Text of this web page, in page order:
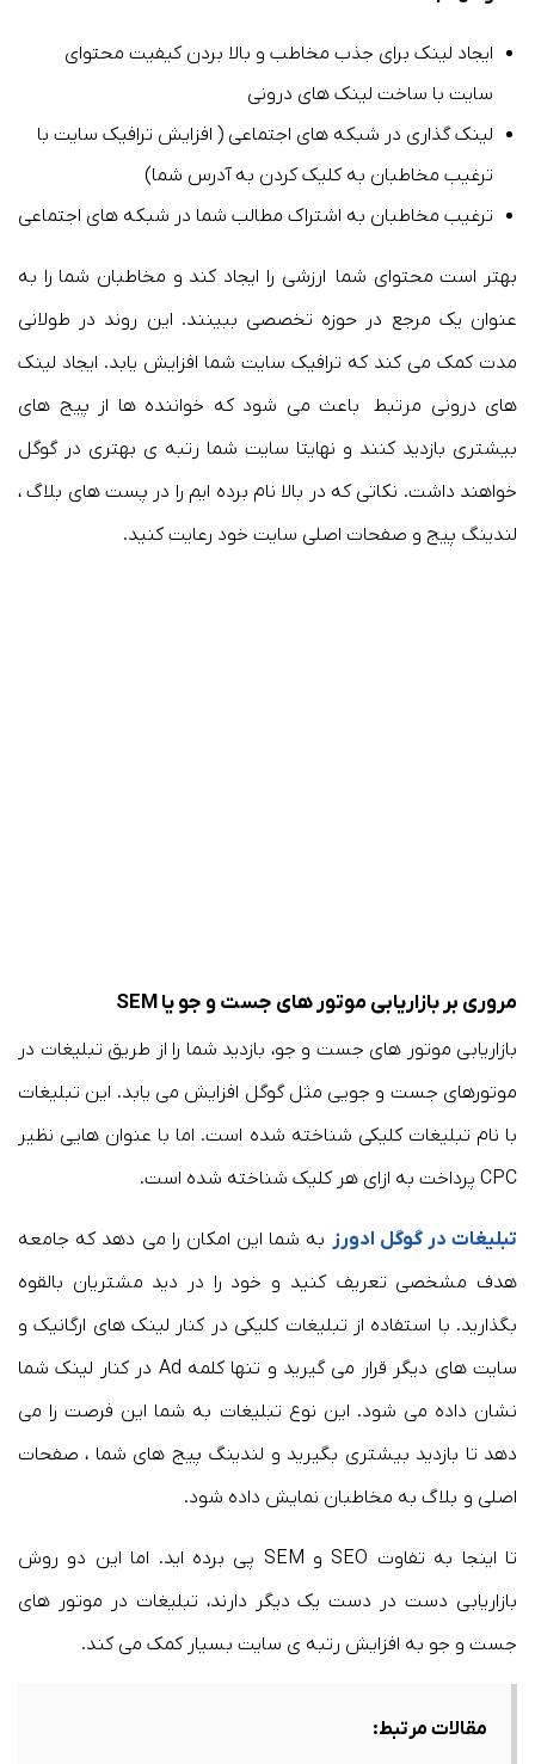
ایجاد لینک برای جذب مخاطب و بالا بردن کیفیت محتوای
سایت با ساخت لینک های درونی
لینک گذاری در شبکه های اجتماعی ( افزایش ترافیک سایت با
ترغیب مخاطبان به کلیک کردن به آدرس شما)
ترغیب مخاطبان به اشتراک مطالب شما در شبکه های اجتماعی
بهتر است محتوای شما ارزشی را ایجاد کند و مخاطبان شما را به
عنوان یک مرجع در حوزه تخصصی ببینند. این روند در طولانی
مدت کمک می کند که ترافیک سایت شما افزایش یابد. ایجاد لینک
های درونی مرتبط باعث می شود که خواننده ها از پیج های
بیشتری بازدید کنند و نهایتا سایت شما رتبه ی بهتری در گوگل
خواهند داشت. نکاتی که در بالا نام برده ایم را در پست های بلاگ ،
لندینگ پیج و صفحات اصلی سایت خود رعایت کنید.
مروری بر بازاریابی موتور های جست و جو یا SEM
بازاریابی موتور های جست و جو، بازدید شما را از طریق تبلیغات در
موتورهای جست و جویی مثل گوگل افزایش می یابد. این تبلیغات
با نام تبلیغات کلیکی شناخته شده است. اما با عنوان هایی نظیر
CPC پرداخت به ازای هر کلیک شناخته شده است.
تبلیغات در گوگل ادورز به شما این امکان را می دهد که جامعه
هدف مشخصی تعریف کنید و خود را در دید مشتریان بالقوه
بگذارید. با استفاده از تبلیغات کلیکی در کنار لینک های ارگانیک و
سایت های دیگر قرار می گیرید و تنها کلمه Ad در کنار لینک شما
نشان داده می شود. این نوع تبلیغات به شما این فرصت را می
دهد تا بازدید بیشتری بگیرید و لندینگ پیج های شما ، صفحات
اصلی و بلاگ به مخاطبان نمایش داده شود.
تا اینجا به تفاوت SEO و SEM پی برده اید. اما این دو روش
بازاریابی دست در دست یک دیگر دارند، تبلیغات در موتور های
جست و جو به افزایش رتبه ی سایت بسیار کمک می کند.
مقالات مرتبط: